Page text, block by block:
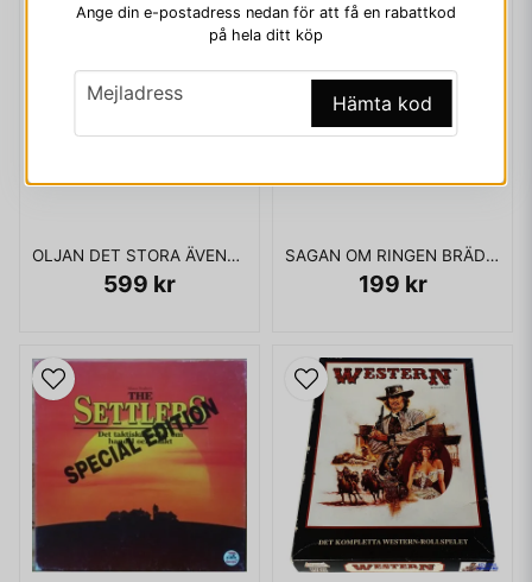
OLJAN DET STORA ÄVENTYRET BRÄDSPEL
599 kr
SAGAN OM RINGEN BRÄDSPEL
199 kr
Ange din e-postadress nedan för att få en rabattkod
på hela ditt köp
email
Mejladress Hämta kod